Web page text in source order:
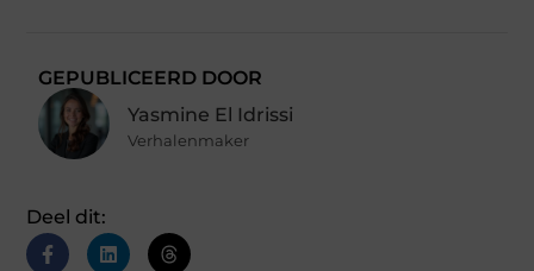
GEPUBLICEERD DOOR
Yasmine El Idrissi
Verhalenmaker
Deel dit: